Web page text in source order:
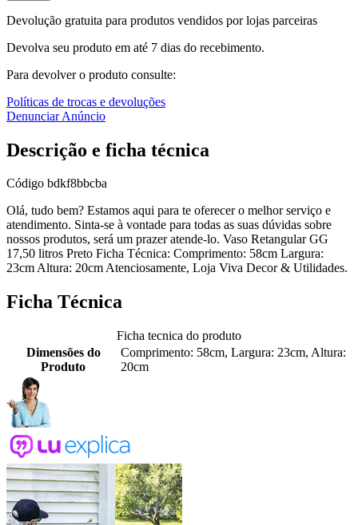
Devolução gratuita para produtos vendidos por lojas parceiras
Devolva seu produto em até 7 dias do recebimento.
Para devolver o produto consulte:
Políticas de trocas e devoluções
Denunciar Anúncio
Descrição e ficha técnica
Código bdkf8bbcba
Olá, tudo bem? Estamos aqui para te oferecer o melhor serviço e
atendimento. Sinta-se à vontade para todas as suas dúvidas sobre
nossos produtos, será um prazer atende-lo. Vaso Retangular GG
17,50 litros Preto Ficha Técnica: Comprimento: 58cm Largura:
23cm Altura: 20cm Atenciosamente, Loja Viva Decor & Utilidades.
Ficha Técnica
Ficha tecnica do produto
Dimensões do
Produto
Comprimento: 58cm, Largura: 23cm, Altura:
20cm